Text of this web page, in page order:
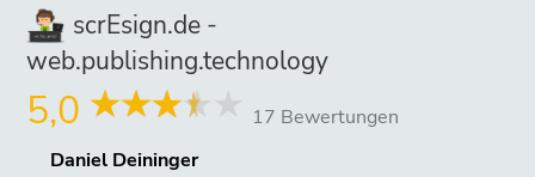
scrEsign.de -
web.publishing.technology
5,0
17 Bewertungen
Daniel Deininger